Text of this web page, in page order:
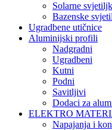
Solarne
Bazenske
Ugradbene utičnice
Aluminijski profili
Nadgradni
Ugradbeni
Kutni
Podni
Savitljivi
Dodaci za
ELEKTRO
Napajanja i